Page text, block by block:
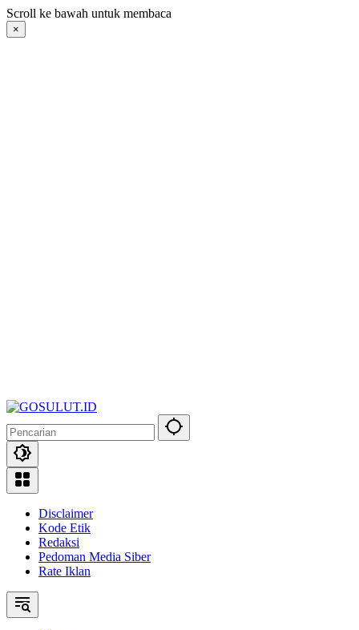
Langsung
ke
konten
Scroll ke bawah untuk membaca
×
Disclaimer
Kode Etik
Redaksi
Pedoman Media Siber
Rate Iklan